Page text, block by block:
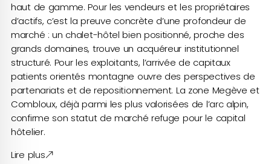
haut de gamme. Pour les vendeurs et les propriétaires
d’actifs, c’est la preuve concrète d’une profondeur de
marché : un chalet-hôtel bien positionné, proche des
grands domaines, trouve un acquéreur institutionnel
structuré. Pour les exploitants, l’arrivée de capitaux
patients orientés montagne ouvre des perspectives de
partenariats et de repositionnement. La zone Megève et
Combloux, déjà parmi les plus valorisées de l’arc alpin,
confirme son statut de marché refuge pour le capital
hôtelier.
Lire plus